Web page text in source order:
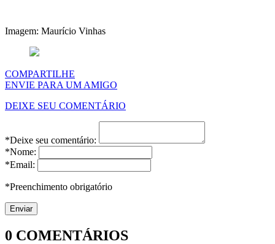
Imagem: Maurício Vinhas
COMPARTILHE
ENVIE PARA UM AMIGO
DEIXE SEU COMENTÁRIO
*Deixe seu comentário:
*Nome:
*Email:
*Preenchimento obrigatório
0 COMENTÁRIOS